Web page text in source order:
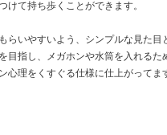
けて持ち歩くことができます。
らいやすいよう、シンプルな見た目
目指し、メガホンや水筒を入れるた
心理をくすぐる仕様に仕上がってま